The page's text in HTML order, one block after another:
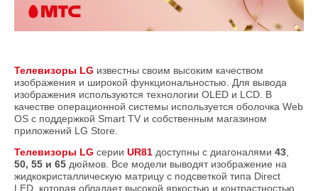
Телевизоры LG известны своим высоким качеством
изображения и широкой функциональностью. Для вывода
изображения используются технологии OLED и LCD. В
качестве операционной системы используется оболочка Web
OS с поддержкой Smart TV и собственным магазином
приложений LG Store.
Телевизоры LG серии UR81 доступны с диагоналями 43,
50, 55 и 65 дюймов. Все модели выводят изображение на
жидкокристаллическую матрицу с подсветкой типа Direct
LED, которая обладает высокой яркостью и контрастностью,